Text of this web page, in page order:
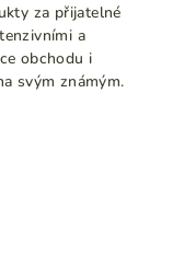
za přijatelné
a
obchodu i
svým známým.